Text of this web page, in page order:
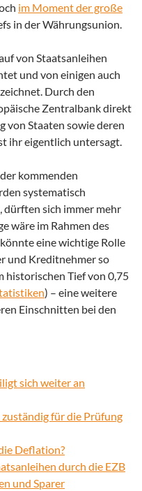
im Moment der große
in der Währungsunion.
von Staatsanleihen
und von einigen auch
Durch den
Zentralbank direkt
von Staaten sowie deren
ihr eigentlich untersagt.
kommenden
systematisch
dürften sich immer mehr
wäre im Rahmen des
eine wichtige Rolle
und Kreditnehmer so
historischen Tief von 0,75
) – eine weitere
Einschnitten bei den
sich weiter an
für die Prüfung
Deflation?
durch die EZB
und Sparer